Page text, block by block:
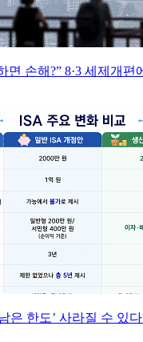
면 손해?” 8·3 세제개편
은 한도’ 사라질 수 있